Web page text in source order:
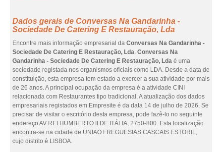
Dados gerais de Conversas Na Gandarinha -
Sociedade De Catering E Restauração, Lda
Encontre mais informação empresarial da Conversas Na Gandarinha -
Sociedade De Catering E Restauração, Lda. Conversas Na
Gandarinha - Sociedade De Catering E Restauração, Lda é uma
sociedade registada nos organismos oficiais como LDA. Desde a data de
constituição, esta empresa tem estado a exercer a sua atividade por mais
de 26 anos. A principal ocupação da empresa é a atividade CINI
relacionada com Restaurantes tipo tradicional. A atualização dos dados
empresariais registados em Empresite é da data 14 de julho de 2026. Se
precisar de visitar o escritório desta empresa, pode fazê-lo no seguinte
endereço AV REI HUMBERTO II DE ITÁLIA, 2750-800. Esta localização
encontra-se na cidade de UNIAO FREGUESIAS CASCAIS ESTORIL,
cujo distrito é LISBOA.